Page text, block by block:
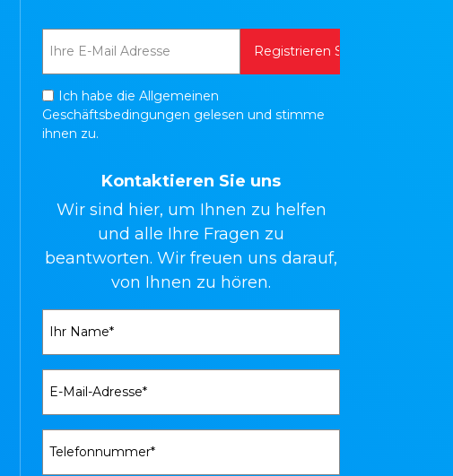
Ich habe die Allgemeinen
Geschäftsbedingungen gelesen und stimme
ihnen zu.
Kontaktieren Sie uns
Wir sind hier, um Ihnen zu helfen
und alle Ihre Fragen zu
beantworten. Wir freuen uns darauf,
von Ihnen zu hören.